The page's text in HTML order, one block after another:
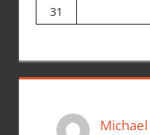
31
Michael